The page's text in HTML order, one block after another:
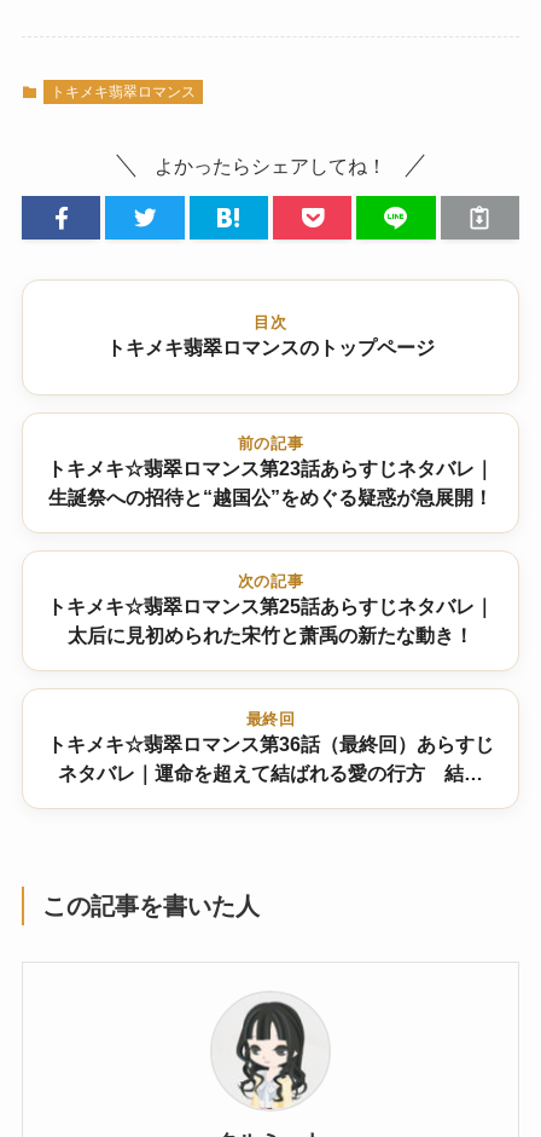
トキメキ翡翠ロマンス
よかったらシェアしてね！
目次
トキメキ翡翠ロマンスのトップページ
前の記事
トキメキ☆翡翠ロマンス第23話あらすじネタバレ｜
生誕祭への招待と“越国公”をめぐる疑惑が急展開！
次の記事
トキメキ☆翡翠ロマンス第25話あらすじネタバレ｜
太后に見初められた宋竹と萧禹の新たな動き！
最終回
トキメキ☆翡翠ロマンス第36話（最終回）あらすじ
ネタバレ｜運命を超えて結ばれる愛の行方 結末
この記事を書いた人